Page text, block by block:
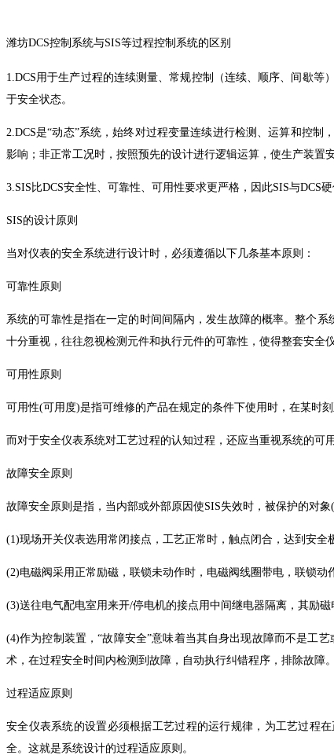
潍坊DCS控制系统与SIS等过程控制系统的区别
1.DCS用于生产过程的连续测量、常规控制（连续、顺序、间歇
于安全状态。
2.DCS是“动态”系统，始终对过程变量连续进行检测、运算和控
影响；非正常工况时，按照预先的设计进行逻辑运算，使生产装置
3.SIS比DCS安全性、可靠性、可用性要求更严格，因此SIS与DCS硬
SIS的设计原则
当对仪表的安全系统进行设计时，必须遵循以下几条基本原则：
可靠性原则
系统的可靠性是指在一定的时间间隔内，发生故障的概率。整个
十分重视，往往忽视检测元件和执行元件的可靠性，使得整套安全
可用性原则
可用性(可用度)是指可维修的产品在规定的条件下使用时，在某时
而对于安全仪表系统对工艺过程的认知过程，还应当重视系统的可
故障安全原则
故障安全原则是指，当内部或外部原因使SIS失效时，被保护的对
(1)现场开关仪表选用常闭接点，工艺正常时，触点闭合，达到安全
(2)电磁阀采用正常励磁，联锁未动作时，电磁阀线圈带电，联锁动
(3)送往电气配电室用来开/停电机的接点用中间继电器隔离，其励磁
(4)作为控制装置，“故障安全”意味着当其自身出现故障而不是工
术，在过程安全时间内检测到故障，自动执行纠错程序，排除故障。
过程适应原则
安全仪表系统的设置必须根据工艺过程的运行规律，为工艺过程
全。这就是系统设计的过程适应原则。